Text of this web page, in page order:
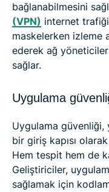
bağlanabilmesini
(VPN) internet
maskelerken izleme
ederek ağ
sağlar.
Uygulama
Uygulama güvenliği,
bir giriş kapısı
Hem tespit hem de
Geliştiriciler,
sağlamak için